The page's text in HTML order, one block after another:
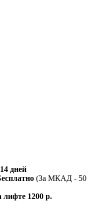
дней
(За МКАД - 50
лифте 1200 р.